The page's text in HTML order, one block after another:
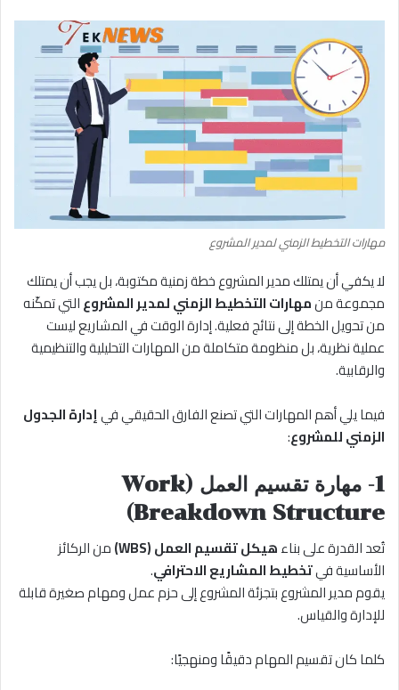
مهارات التخطيط الزمني لمدير المشروع
لا يكفي أن يمتلك مدير المشروع خطة زمنية مكتوبة، بل يجب أن يمتلك
مجموعة منمهارات التخطيط الزمني لمدير المشروعالتي تمكّنه
من تحويل الخطة إلى نتائج فعلية. إدارة الوقت في المشاريع ليست
عملية نظرية، بل منظومة متكاملة من المهارات التحليلية والتنظيمية
والرقابية.
فيما يلي أهم المهارات التي تصنع الفارق الحقيقي فيإدارة الجدول
الزمني للمشروع:
1- مهارة تقسيم العمل (Work
Breakdown Structure)
تُعد القدرة على بناءهيكل تقسيم العمل (WBS)
من الركائز
الأساسية فيتخطيط المشاريع الاحترافي.
يقوم مدير المشروع بتجزئة المشروع إلى حزم عمل ومهام صغيرة قابلة
للإدارة والقياس.
كلما كان تقسيم المهام دقيقًا ومنهجيًا: